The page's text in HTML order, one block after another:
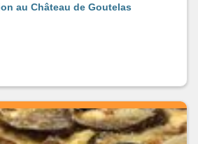
au Château de Goutelas